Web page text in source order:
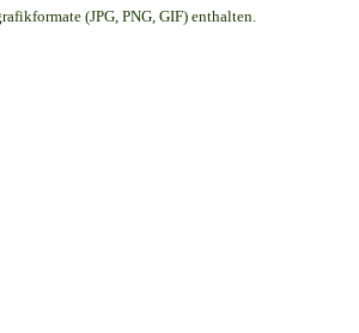
(JPG, PNG, GIF) enthalten.